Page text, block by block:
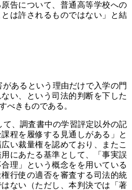
告について、普通高等学校への
は許されるものではない」と結
あるという理由だけで入学の門
い、という司法的判断を下した
べきものである。
、調査書中の学習評定以外の記
程を履修する見通しがある」と
い裁量権を認めており、またこ
にあたる基準として、「事実誤
理」という概念をを用いている
行使の適否を審査する司法的統
ない（ただし、本判決では「著